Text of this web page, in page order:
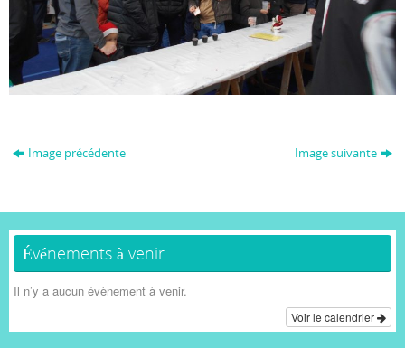
Image précédente Image suivante
Événements à venir
Il n’y a aucun évènement à venir.
Voir le calendrier